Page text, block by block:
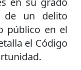
un delito
público en el
el Código